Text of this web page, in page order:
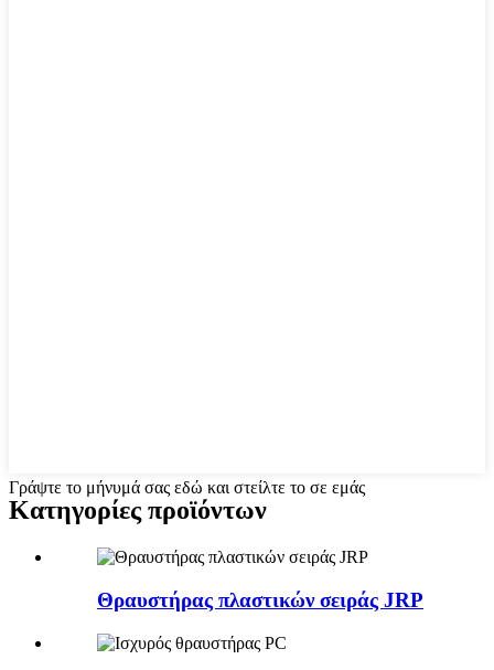
Γράψτε το μήνυμά σας εδώ και στείλτε το σε εμάς
Κατηγορίες προϊόντων
Θραυστήρας πλαστικών σειράς JRP